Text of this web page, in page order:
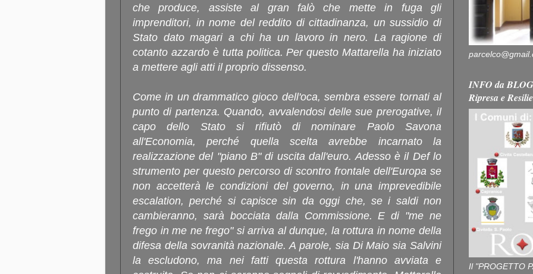
che produce, assiste al gran falò che mette in fuga gli
imprenditori, in nome del reddito di cittadinanza, un sussidio di
Stato dato magari a chi ha un lavoro in nero. La ragione di
cotanto azzardo è tutta politica. Per questo Mattarella ha iniziato
a mettere agli atti il proprio dissenso.
Come in un drammatico gioco dell'oca, sembra essere tornati al
punto di partenza. Quando, avvalendosi delle sue prerogative, il
capo dello Stato si rifiutò di nominare Paolo Savona
all'Economia, perché quella scelta avrebbe incarnato la
realizzazione del "piano B" di uscita dall'euro. Adesso è il Def lo
strumento per questo percorso di scontro frontale dell'Europa se
non accetterà le condizioni del governo, in una imprevedibile
escalation, perché si capisce sin da oggi che, se i saldi non
cambieranno, sarà bocciata dalla Commissione. E di "me ne
frego in me ne frego" si arriva al dunque, la rottura in nome della
difesa della sovranità nazionale. A parole, sia Di Maio sia Salvini
la escludono, ma nei fatti questa rottura l'hanno avviata e
INFO da
Ripresa e
Il "PROGETTO